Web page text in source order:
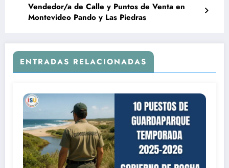
Vendedor/a de Calle y Puntos de Venta en
Montevideo Pando y Las Piedras
ENTRADAS RELACIONADAS